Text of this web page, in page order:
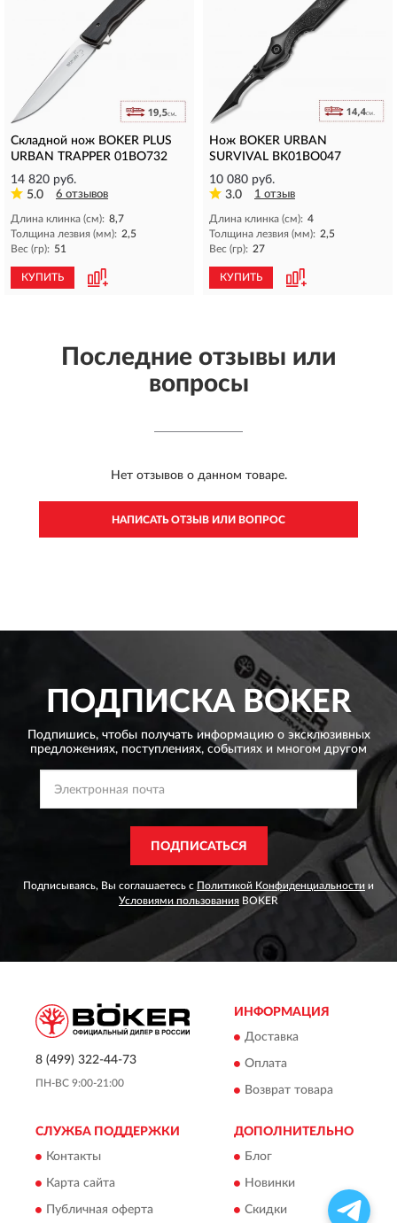
Складной нож BOKER PLUS
URBAN TRAPPER 01BO732
14 820 руб.
5.0
6 отзывов
Длина клинка (см): 8,7
Толщина лезвия (мм): 2,5
Вес (гр): 51
КУПИТЬ
Нож BOKER URBAN
SURVIVAL BK01BO047
10 080 руб.
3.0
1 отзыв
Длина клинка (см): 4
Толщина лезвия (мм): 2,5
Вес (гр): 27
КУПИТЬ
Последние отзывы или
вопросы
Нет отзывов о данном товаре.
НАПИСАТЬ ОТЗЫВ ИЛИ ВОПРОС
ПОДПИСКА BOKER
Подпишись, чтобы получать информацию о эксклюзивных
предложениях, поступлениях, событиях и многом другом
ПОДПИСАТЬСЯ
Подписываясь, Вы соглашаетесь с Политикой Конфиденциальности и
Условиями пользования BOKER
8 (499) 322-44-73
ПН-ВС 9:00-21:00
ИНФОРМАЦИЯ
Доставка
Оплата
Возврат товара
СЛУЖБА ПОДДЕРЖКИ
Контакты
Карта сайта
Публичная оферта
ДОПОЛНИТЕЛЬНО
Блог
Новинки
Скидки